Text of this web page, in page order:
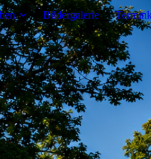
Bildergalerie